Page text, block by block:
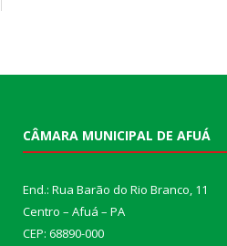
CÂMARA MUNICIPAL DE AFUÁ
End.: Rua Barão do Rio Branco, 11
Centro – Afuá – PA
CEP: 68890-000